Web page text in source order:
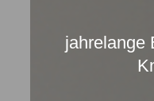
jahrelange